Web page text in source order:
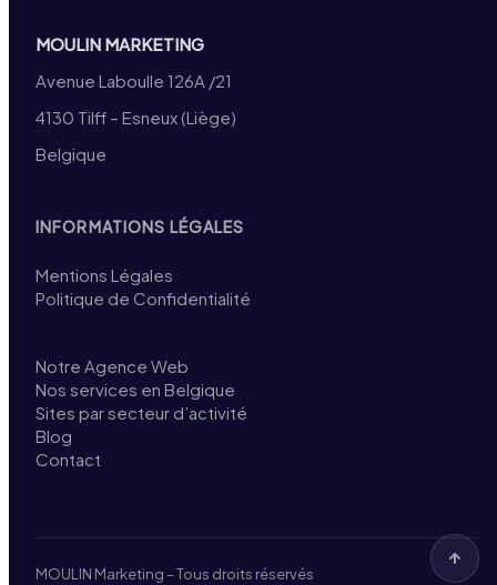
MOULIN MARKETING
Avenue Laboulle 126A /21
4130 Tilff – Esneux (Liège)
Belgique
INFORMATIONS LÉGALES
Mentions Légales
Politique de Confidentialité
Notre Agence Web
Nos services en Belgique
Sites par secteur d’activité
Blog
Contact
MOULIN Marketing – Tous droits réservés